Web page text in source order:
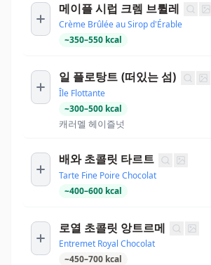
메이플 시럽 크렘 브륄레
Crème Brûlée au Sirop d'Érable
~350–550 kcal
일 플로탕트 (떠있는 섬)
Île Flottante
~300–500 kcal
캐러멜 헤이즐넛
배와 초콜릿 타르트
Tarte Fine Poire Chocolat
~400–600 kcal
로열 초콜릿 앙트르메
Entremet Royal Chocolat
~450–700 kcal